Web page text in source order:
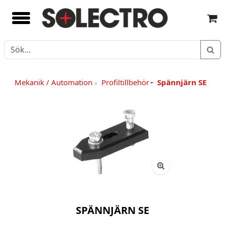
Mekanik / Automation » Profiltillbehör Spännjärn SE
SPÄNNJÄRN SE